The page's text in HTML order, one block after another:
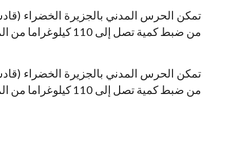
تمكن الحرس المدني بالجزيرة الخضراء
من ضبط كمية تصل إلى 110 كيلوغراما من المخدرات واعتقال 18 شخصا.
تمكن الحرس المدني بالجزيرة الخضراء
من ضبط كمية تصل إلى 110 كيلوغراما من المخدرات واعتقال 18 شخصا.